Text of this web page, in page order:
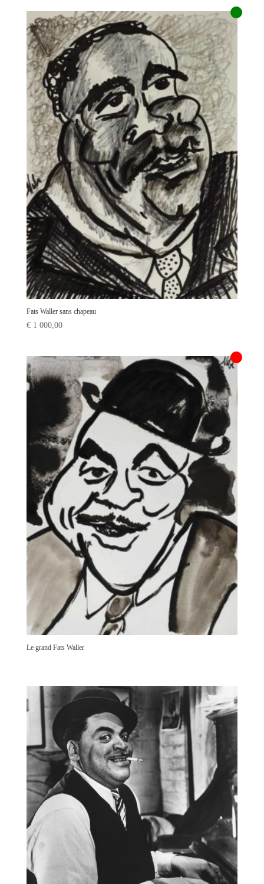
Fats Waller sans chapeau
€1 000,00
Le grand Fats Waller